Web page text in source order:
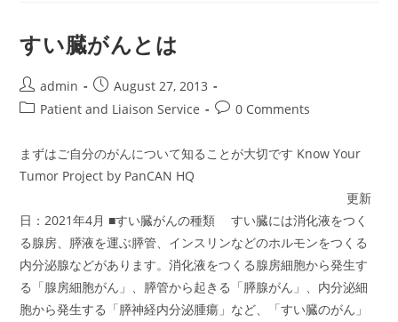
すい臓がんとは
Post
author:
admin
Post
published:
August 27, 2013
PostPatient and Liaison Service
Post0 Comments
まずはご自分のがんについて知ることが大切です Know Your
Tumor Project by PanCAN HQ
更新
日：2021年4月 ■すい臓がんの種類 すい臓には消化液をつく
る腺房、膵液を運ぶ膵管、インスリンなどのホルモンをつくる
内分泌腺などがあります。消化液をつくる腺房細胞から発生す
る「腺房細胞がん」、膵管から起きる「膵腺がん」、内分泌細
胞から発生する「膵神経内分泌腫瘍」など、「すい臓のがん」